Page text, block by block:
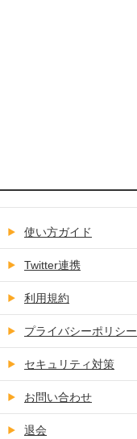
使い方ガイド
Twitter連携
利用規約
プライバシーポリシー
セキュリティ対策
お問い合わせ
退会